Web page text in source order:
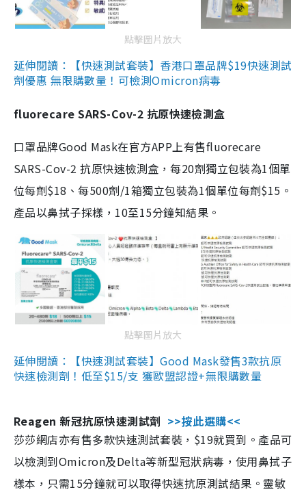
點擊圖片放大
延伸閱讀：【快速測試套裝】香港口罩品牌$19快速測試
劑優惠 無限購數量！可檢測Omicron病毒
fluorecare SARS-Cov-2 抗原快速檢測盒
口罩品牌Good Mask在官方APP上有售fluorecare
SARS-Cov-2 抗原快速檢測盒，每20劑獨立包裝為1個單
位每劑$18、每500劑/1箱獨立包裝為1個單位每劑$15。
產品以鼻拭子採樣，10至15分鐘知結果。
點擊圖片放大
延伸閱讀：【快速測試套裝】Good Mask發售3款抗原
快速檢測劑！低至$15/支 獲歐盟認證+無限購數量
Reagen 新冠抗原快速測試劑 >>按此選購<<
莎莎網店亦有售多款快速測試套裝，$19就買到。產品可
以檢測到Omicron及Delta等新型冠狀病毒，使用鼻拭子
樣本，只需15分鐘就可以取得快速抗原測試結果。靈敏